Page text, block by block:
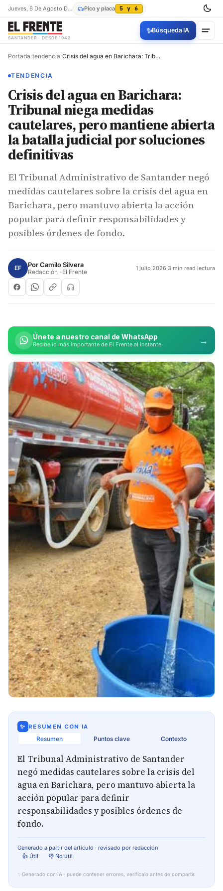
Jueves, 6 De Agosto De 2026 Pico y placa 5 y 6
SANTANDER · DESDE 1942
✨Búsqueda IA
Portada/tendencia/ Crisis del agua en Barichara: Tribunal niega medidas cautelares, pero mantiene abierta la batalla judicial por soluciones definitivas
TENDENCIA
Crisis del agua en Barichara:
Tribunal niega medidas
cautelares, pero mantiene abierta
la batalla judicial por soluciones
definitivas
El Tribunal Administrativo de Santander negó
medidas cautelares sobre la crisis del agua en
Barichara, pero mantuvo abierta la acción
popular para definir responsabilidades y
posibles órdenes de fondo.
EF PorCamilo Silvera
Redacción · El Frente 1 julio 2026·3 min read lectura
Únete a nuestro canal de WhatsApp
Recibe lo más importante de El Frente al instante →
✨ RESUMEN CON IA
Resumen Puntos clave Contexto
El Tribunal Administrativo de Santander
negó medidas cautelares sobre la crisis del
agua en Barichara, pero mantuvo abierta la
acción popular para definir
responsabilidades y posibles órdenes de
fondo.
Generado a partir del artículo · revisado por redacción
👍 Útil
👎 No útil
✨ Generado con IA · puede contener errores, verifícalo antes de compartir.